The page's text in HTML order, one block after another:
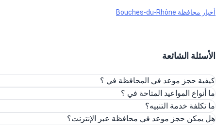
أخبار محافظة Bouches-du-Rhône
الأسئلة الشائعة
كيفية حجز موعد في المحافظة في ؟
ما أنواع المواعيد المتاحة في ؟
ما تكلفة خدمة التنبيه؟
هل يمكن حجز موعد في محافظة عبر الإنترنت؟